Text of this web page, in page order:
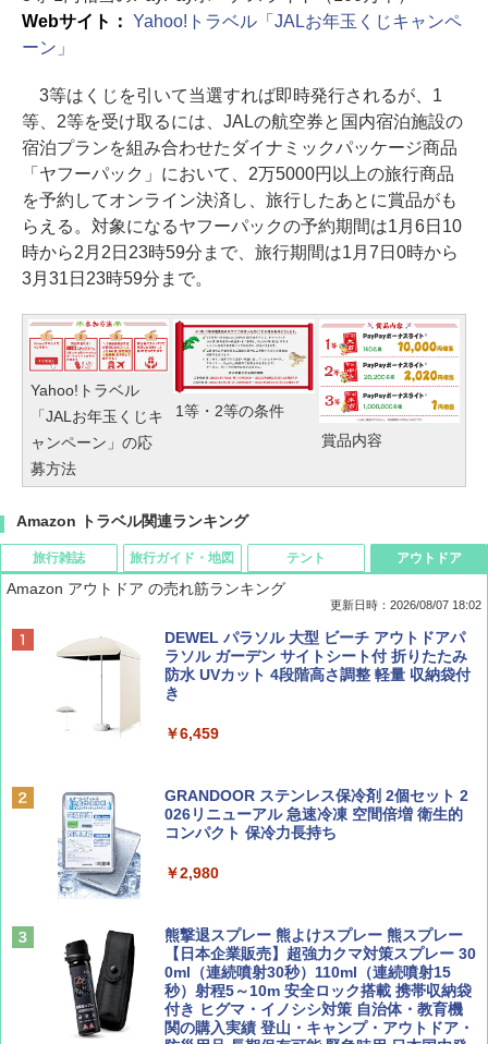
Webサイト： Yahoo!トラベル「JALお年玉くじキャンペ
ーン」
3等はくじを引いて当選すれば即時発行されるが、1
等、2等を受け取るには、JALの航空券と国内宿泊施設の
宿泊プランを組み合わせたダイナミックパッケージ商品
「ヤフーパック」において、2万5000円以上の旅行商品
を予約してオンライン決済し、旅行したあとに賞品がも
らえる。対象になるヤフーパックの予約期間は1月6日10
時から2月2日23時59分まで、旅行期間は1月7日0時から
3月31日23時59分まで。
Yahoo!トラベル
「JALお年玉くじキ
ャンペーン」の応
募方法
1等・2等の条件
賞品内容
Amazon トラベル関連ランキング
旅行雑誌
ディズニーファン ２０２６年 ９月号 [雑
誌] (ＤＩＳＮＥＹ ＦＡＮ)
￥713
SOTO ミニマル"旅"財布 ランダム2種】
￥1,500
￥1,540
旅行ガイド・地図
僕が見た未来【完全版】
￥0
力的な町 2026～2027 地球の歩き方D アジア
￥2,079
球の歩き方A ヨーロッパ
￥2,479
テント
[キャンパーズコレクション 山善] ポップアッ
プテント 傘みたいに広げて畳める パッとサ
ッとサンシェード キューブ フルクローズ メ
ッシュ 簡単設置 ワンタッチテント キャンプ
PYKES PEAK (パイクスピーク) 着替えテン
ト プライバシー テント 【中が透けない】 1
ーチ ピクニック ポップアップテント 携帯 簡
￥4,980
ENDLESS BASE 《めざましテレビで紹介》
テント ワンタッチ RENEW 幅200 2-3人用 43
500002(88859)
アウトドア
Amazon アウトドア の売れ筋ランキング
更新日時：2026/08/07 18:02
DEWEL パラソル 大型 ビーチ アウトドアパ
ラソル ガーデン サイトシート付 折りたたみ
防水 UVカット 4段階高さ調整 軽量 収納袋付
き
￥6,459
GRANDOOR ステンレス保冷剤 2個セット 2
026リニューアル 急速冷凍 空間倍増 衛生的
コンパクト 保冷力長持ち
￥2,980
熊撃退スプレー 熊よけスプレー 熊スプレー
【日本企業販売】超強力クマ対策スプレー 30
0ml（連続噴射30秒）110ml（連続噴射15
秒）射程5～10m 安全ロック搭載 携帯収納袋
付き ヒグマ・イノシシ対策 自治体・教育機
関の購入実績 登山・キャンプ・アウトドア・